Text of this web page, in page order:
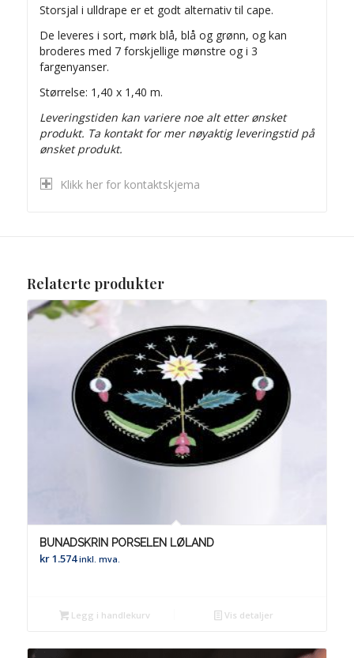
Storsjal i ulldrape er et godt alternativ til cape.
De leveres i sort, mørk blå, blå og grønn, og kan
broderes med 7 forskjellige mønstre og i 3
fargenyanser.
Størrelse: 1,40 x 1,40 m.
Leveringstiden kan variere noe alt etter ønsket
produkt. Ta kontakt for mer nøyaktig leveringstid på
ønsket produkt.
Klikk her for kontaktskjema
Relaterte produkter
BUNADSKRIN PORSELEN LØLAND
kr1.574 inkl. mva.
Legg i handlekurv Vis detaljer